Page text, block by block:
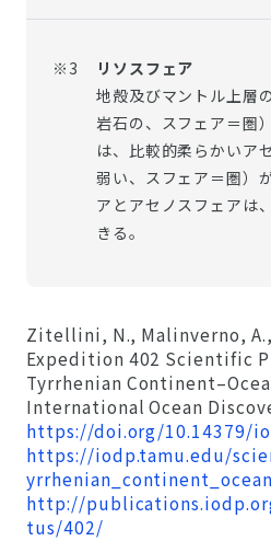
※3
リソスフェア
地殻及びマントル上層
岩石の、スフェア＝圏
は、比較的柔らかいア
弱い、スフェア＝圏）
アとアセノスフェアは
きる。
Zitellini, N., Malinverno, A.,
Expedition 402 Scientific
Tyrrhenian
International Ocean
https://doi.org/10.14379/
https://iodp.tamu.edu/
http://
tus/402/